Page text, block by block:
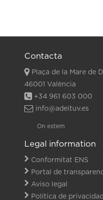
Contacta
Plaça de la Mare de
46001 València
+34 961 603 000
info@adeituv.es
On estem
Legal information
Conformitat ENS
Portal de
Aviso legal
Política de privacidad